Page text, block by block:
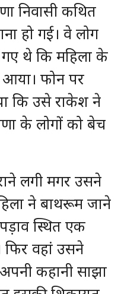
निवासी कथित
हो गई। वे लोग
थे कि महिला के
फोन पर
कि उसे राकेश ने
के लोगों को बेच
लगी मगर उसने
ने बाथरूम जाने
स्थित एक
फिर वहां उसने
कहानी साझा